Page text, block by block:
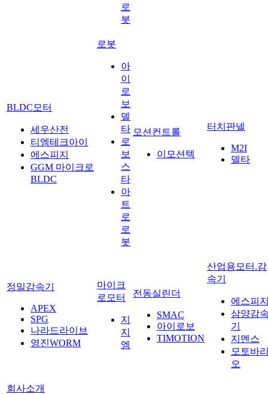
로
봇
BLDC모터
세우산전
티엠테크아이
에스피지
GGM 마이크로
BLDC
로봇
아
이
로
보
델
타
로
보
스
타
아
트
로
로
봇
모션컨트롤
이모션텍
터치판넬
M2I
델타
정밀감속기
APEX
SPG
나라드라이브
영진WORM
마이크
로모터
지
지
엠
전동실린더
SMAC
아이로보
TIMOTION
산업용모터.감
속기
에스피
삼양감
기
지멘스
모토바
오
회사소개